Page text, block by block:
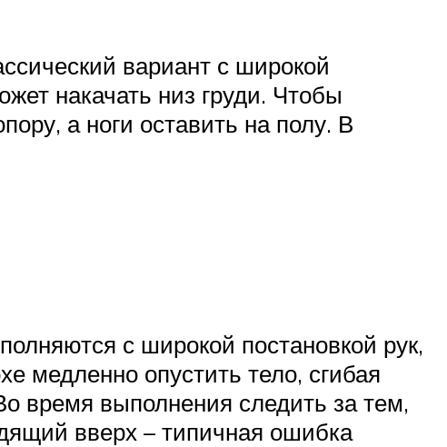
вариант с широкой
накачать низ груди. Чтобы
а ноги оставить на полу. В
с широкой постановкой рук,
медленно опустить тело, сгибая
время выполнения следить за тем,
вверх – типичная ошибка